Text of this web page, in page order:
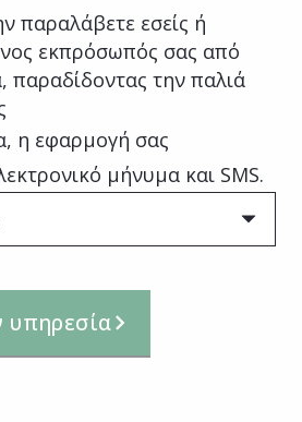
παραλάβετε εσείς ή
εκπρόσωπός σας από
παραδίδοντας την παλιά
η εφαρμογή σας
μήνυμα και SMS.
υπηρεσία